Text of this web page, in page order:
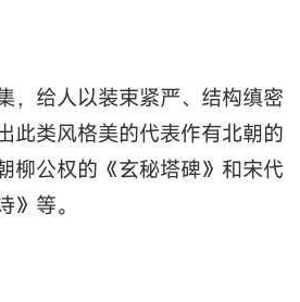
，给人以装束紧严、结构缜密
此类风格美的代表作有北朝的
柳公权的《玄秘塔碑》和宋代
》等。